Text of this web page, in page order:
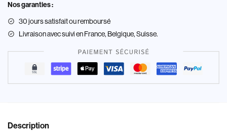
Nos garanties :
30 jours satisfait ou remboursé
Livraisonavec suivi en France, Belgique, Suisse.
Description